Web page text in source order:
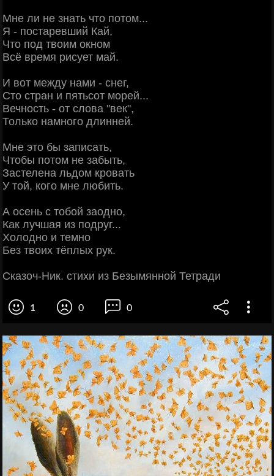
Мне ли не знать что потом...
Я - постаревший Кай,
Что под твоим окном
Всё время рисует май.
И вот между нами - снег,
Сто стран и пятьсот морей...
Вечность - от слова "век",
Только намного длинней.
Мне это бы записать,
Чтобы потом не забыть,
Застелена льдом кровать
У той, кого мне любить.
А осень с тобой заодно,
Как лучшая из подруг...
Холодно и темно
Без твоих тёплых рук.
Сказоч-Ник. стихи из Безымянной Тетради
1 0 0